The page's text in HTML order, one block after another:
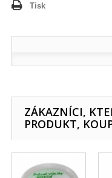
Tisk
ZÁKAZNÍCI,
PRODUKT,